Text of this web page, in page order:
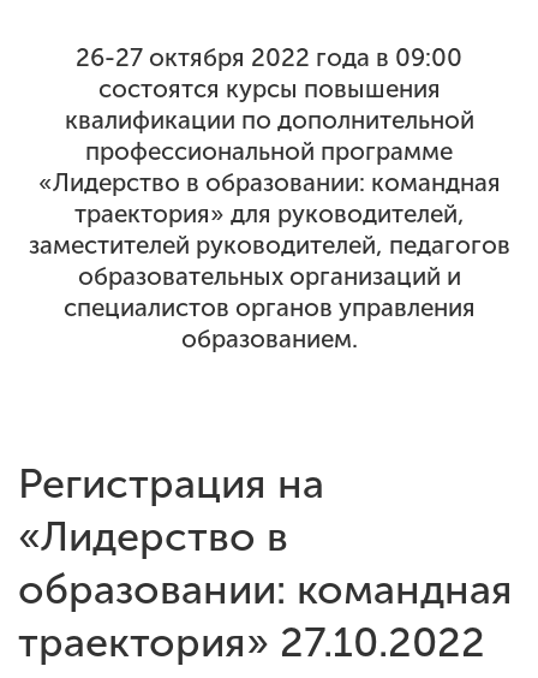
26-27 октября 2022 года в 09:00
состоятся курсы повышения
квалификации по дополнительной
профессиональной программе
«Лидерство в образовании: командная
траектория» для руководителей,
заместителей руководителей, педагогов
образовательных организаций и
специалистов органов управления
образованием.
Регистрация на
«Лидерство в
образовании: командная
траектория» 27.10.2022